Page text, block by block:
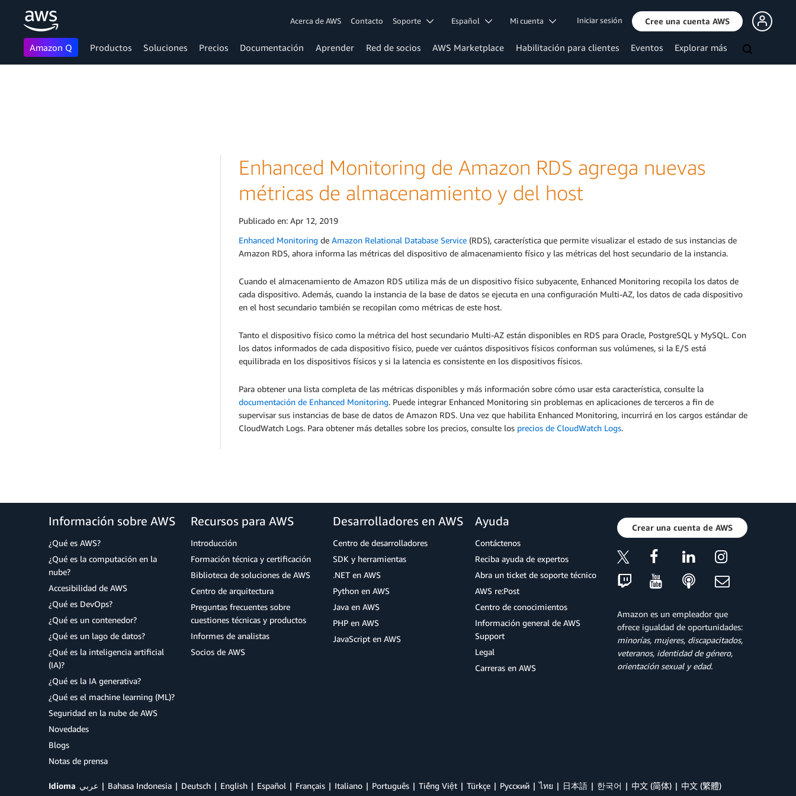
Acerca de AWS Contacto Soporte Español Mi cuenta Iniciar sesión Cree una cuenta AWS
Amazon Q Productos Soluciones Precios Documentación Aprender Red de socios AWS Marketplace Habilitación para clientes Eventos Explorar más
Enhanced Monitoring de Amazon RDS agrega nuevas
métricas de almacenamiento y del host
Publicado en: Apr 12, 2019
Enhanced Monitoring de Amazon Relational Database Service (RDS), característica que permite visualizar el estado de sus instancias de
Amazon RDS, ahora informa las métricas del dispositivo de almacenamiento físico y las métricas del host secundario de la instancia.
Cuando el almacenamiento de Amazon RDS utiliza más de un dispositivo físico subyacente, Enhanced Monitoring recopila los datos de
cada dispositivo. Además, cuando la instancia de la base de datos se ejecuta en una configuración Multi-AZ, los datos de cada dispositivo
en el host secundario también se recopilan como métricas de este host.
Tanto el dispositivo físico como la métrica del host secundario Multi-AZ están disponibles en RDS para Oracle, PostgreSQL y MySQL. Con
los datos informados de cada dispositivo físico, puede ver cuántos dispositivos físicos conforman sus volúmenes, si la E/S está
equilibrada en los dispositivos físicos y si la latencia es consistente en los dispositivos físicos.
Para obtener una lista completa de las métricas disponibles y más información sobre cómo usar esta característica, consulte la
documentación de Enhanced Monitoring. Puede integrar Enhanced Monitoring sin problemas en aplicaciones de terceros a fin de
supervisar sus instancias de base de datos de Amazon RDS. Una vez que habilita Enhanced Monitoring, incurrirá en los cargos estándar de
CloudWatch Logs. Para obtener más detalles sobre los precios, consulte los precios de CloudWatch Logs.
Información sobre AWS
¿Qué es AWS?
¿Qué es la computación en la
nube?
Accesibilidad de AWS
¿Qué es DevOps?
¿Qué es un contenedor?
¿Qué es un lago de datos?
¿Qué es la inteligencia artificial
(IA)?
¿Qué es la IA generativa?
¿Qué es el machine learning (ML)?
Seguridad en la nube de AWS
Novedades
Blogs
Notas de prensa
Recursos para AWS
Introducción
Formación técnica y certificación
Biblioteca de soluciones de AWS
Centro de arquitectura
Preguntas frecuentes sobre
cuestiones técnicas y productos
Informes de analistas
Socios de AWS
Desarrolladores en AWS
Centro de desarrolladores
SDK y herramientas
.NET en AWS
Python en AWS
Java en AWS
PHP en AWS
JavaScript en AWS
Ayuda
Contáctenos
Reciba ayuda de expertos
Abra un ticket de soporte técnico
AWS re:Post
Centro de conocimientos
Información general de AWS
Support
Legal
Carreras en AWS
Crear una cuenta de AWS
Amazon es un empleador que
ofrece igualdad de oportunidades:
minorías, mujeres, discapacitados,
veteranos, identidad de género,
orientación sexual y edad.
Idioma عربي Bahasa Indonesia Deutsch English Español Français Italiano Português Tiếng Việt Türkçe Ρусский ไทย 日本語 한국어 中文 (简体) 中文 (繁體)